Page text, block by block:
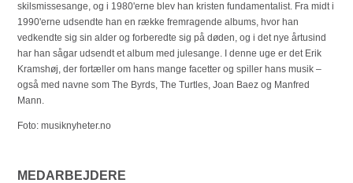
skilsmissesange, og i 1980'erne blev han kristen fundamentalist. Fra midt i
1990'erne udsendte han en række fremragende albums, hvor han
vedkendte sig sin alder og forberedte sig på døden, og i det nye årtusind
har han sågar udsendt et album med julesange. I denne uge er det Erik
Kramshøj, der fortæller om hans mange facetter og spiller hans musik –
også med navne som The Byrds, The Turtles, Joan Baez og Manfred
Mann.
Foto: musiknyheter.no
MEDARBEJDERE